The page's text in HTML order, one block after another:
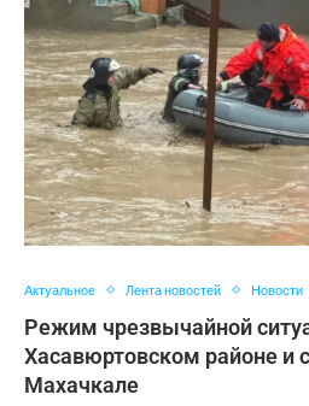
Актуальное Лента новостей Новости
Режим чрезвычайной
Хасавюртовском районе и
Махачкале